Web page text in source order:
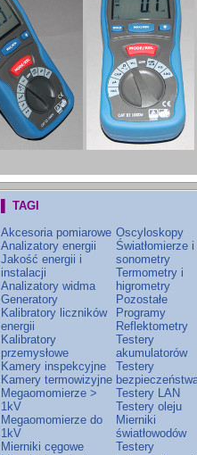
▌ TAGI
Akcesoria pomiarowe
Analizatory energii
Jakość energii i
instalacji
Analizatory widma
Generatory
Kalibratory liczników
energii
Kalibratory
przemysłowe
Kamery inspekcyjne
Kamery termowizyjne
Megaomomierze >
1kV
Megaomomierze do
1kV
Mierniki cęgowe
Oscyloskopy
Światłomierze i
sonometry
Termometry i
higrometry
Pozostałe
Programy
Reflektometry
Testery
akumulatorów
Testery
Testery LAN
Testery oleju
Mierniki
światłowodów
Testery